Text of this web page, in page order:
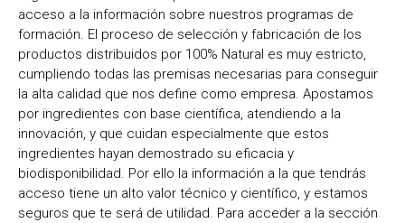
acceso a la información sobre nuestros programas de
formación. El proceso de selección y fabricación de los
productos distribuidos por 100% Natural es muy estricto,
cumpliendo todas las premisas necesarias para conseguir
la alta calidad que nos define como empresa. Apostamos
por ingredientes con base científica, atendiendo a la
innovación, y que cuidan especialmente que estos
ingredientes hayan demostrado su eficacia y
biodisponibilidad. Por ello la información a la que tendrás
acceso tiene un alto valor técnico y científico, y estamos
seguros que te será de utilidad. Para acceder a la sección